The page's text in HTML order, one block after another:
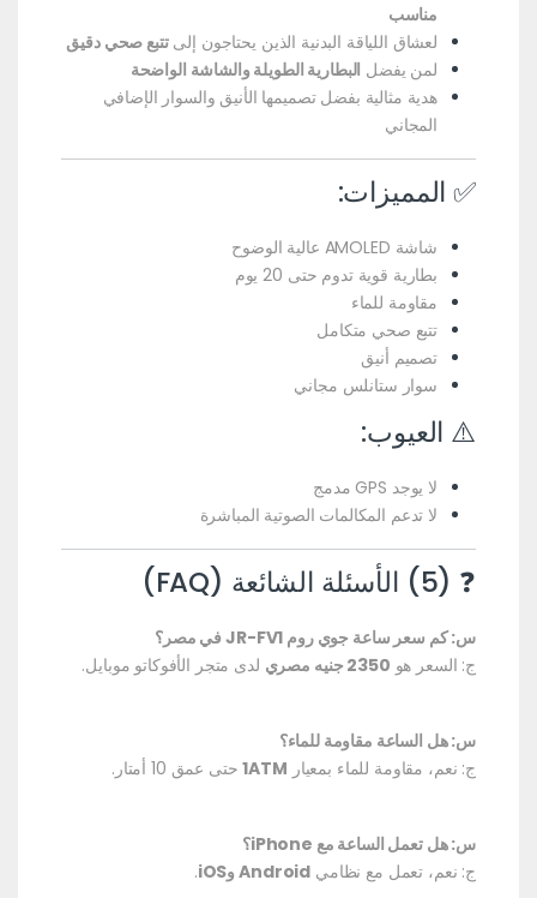
مناسب
لعشاق اللياقة البدنية الذين يحتاجون إلىتتبع صحي دقيق
لمن يفضل البطارية الطويلة والشاشة الواضحة
هدية مثالية بفضل تصميمها الأنيق والسوار الإضافي
المجاني
✅ المميزات:
شاشة AMOLED عالية الوضوح
بطارية قوية تدوم حتى 20 يوم
مقاومة للماء
تتبع صحي متكامل
تصميم أنيق
سوار ستانلس مجاني
⚠️ العيوب:
لا يوجد GPS مدمج
لا تدعم المكالمات الصوتية المباشرة
❓ (5) الأسئلة الشائعة (FAQ)
س: كم سعر ساعة جوي روم JR-FV1 في مصر؟
ج: السعر هو 2350 جنيه مصري لدى متجر الأفوكاتو موبايل.
س: هل الساعة مقاومة للماء؟
ج: نعم، مقاومة للماء بمعيار 1ATMحتى عمق 10 أمتار.
س: هل تعمل الساعة مع iPhone؟
ج: نعم، تعمل مع نظامي Android وiOS .